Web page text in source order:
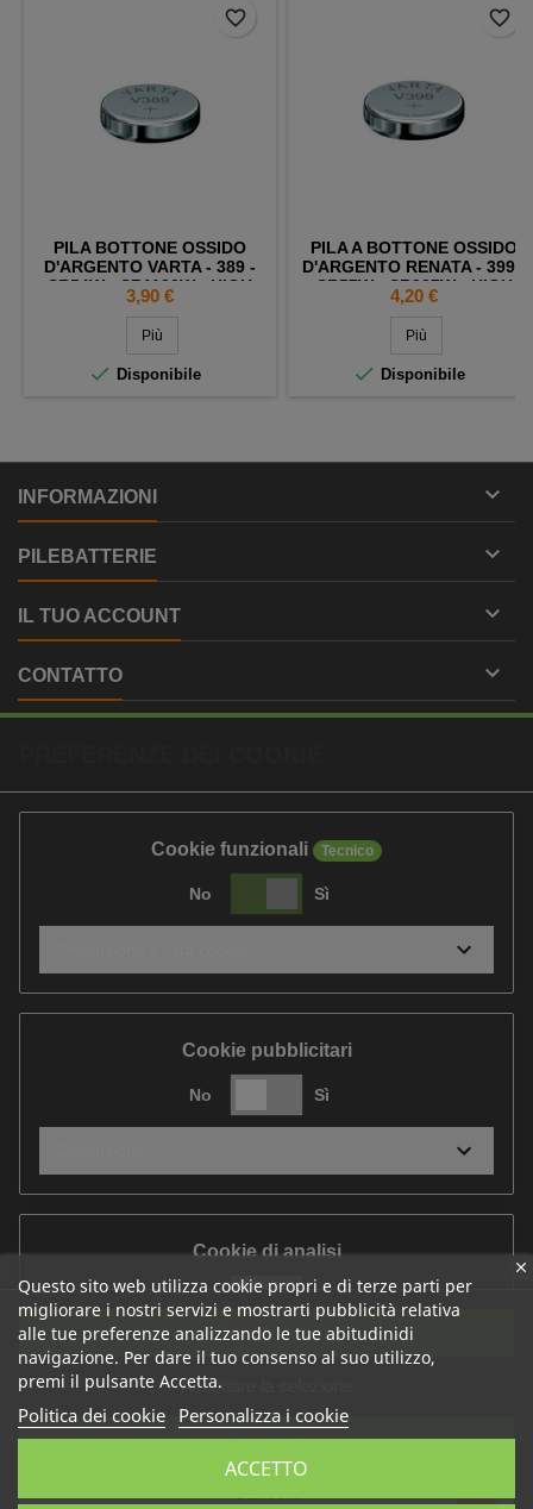
PILA BOTTONE OSSIDO
D'ARGENTO VARTA - 389 -
SR54W - SR1130W - HIGH
IMPEDANCE
Prezzo
3,90 €
Più
 Disponibile
favorite_border
PILA A BOTTONE OSSIDO
D'ARGENTO RENATA - 399 -
SR57W - SR927W - HIGH
IMPEDANCE
Prezzo
4,20 €
Più
 Disponibile
favorite_border
INFORMAZIONI 
PILEBATTERIE 
IL TUO ACCOUNT 
CONTATTO 
Questo sito web utilizza cookie propri e di terze parti per
migliorare i nostri servizi e mostrarti pubblicità relativa
alle tue preferenze analizzando le tue abitudinidi
navigazione. Per dare il tuo consenso al suo utilizzo,
premi il pulsante Accetta.
Politica dei cookie Personalizza i cookie
ACCETTO
Cookie funzionali Tecnico
No Sì
Cookie pubblicitari
No Sì
Cookie di analisi
No Sì
Descrizione
No Sì
Rifiuta tutti
Accettare la selezione
Accetta tutti